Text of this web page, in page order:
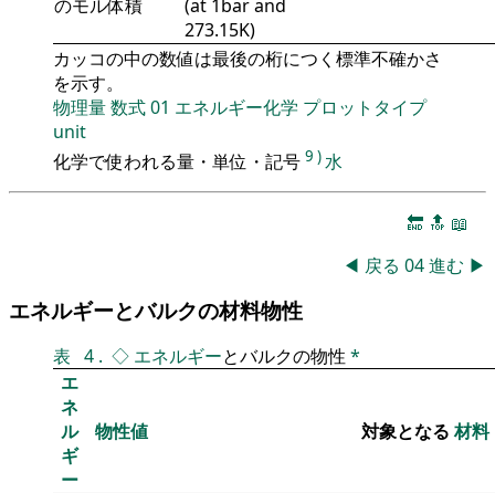
のモル体積
(at 1bar and
273.15K)
カッコの中の数値は最後の桁につく標準不確かさ
を示す。
物理量数式01 エネルギー化学 プロットタイプ
unit
化学で使われる量・単位・記号 9 )水
🔚 🔝 📖
◀ 戻る 04進む ▶
エネルギーとバルクの材料物性
表 4 . ◇ エネルギーとバルクの物性 *
エ
ネ
ル
ギ
ー
物性値 対象となる材料